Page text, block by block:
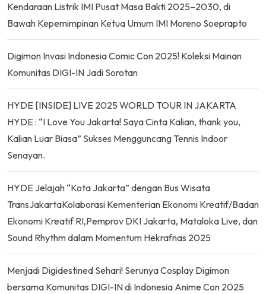
Kendaraan Listrik IMI Pusat Masa Bakti 2025–2030, di
Bawah Kepemimpinan Ketua Umum IMI Moreno Soeprapto
Digimon Invasi Indonesia Comic Con 2025! Koleksi Mainan
Komunitas DIGI-IN Jadi Sorotan
HYDE [INSIDE] LIVE 2025 WORLD TOUR IN JAKARTA
HYDE : “I Love You Jakarta! Saya Cinta Kalian, thank you,
Kalian Luar Biasa” Sukses Mengguncang Tennis Indoor
Senayan.
HYDE Jelajah “Kota Jakarta” dengan Bus Wisata
TransJakartaKolaborasi Kementerian Ekonomi Kreatif/Badan
Ekonomi Kreatif RI,Pemprov DKI Jakarta, Mataloka Live, dan
Sound Rhythm dalam Momentum Hekrafnas 2025
Menjadi Digidestined Sehari! Serunya Cosplay Digimon
bersama Komunitas DIGI-IN di Indonesia Anime Con 2025